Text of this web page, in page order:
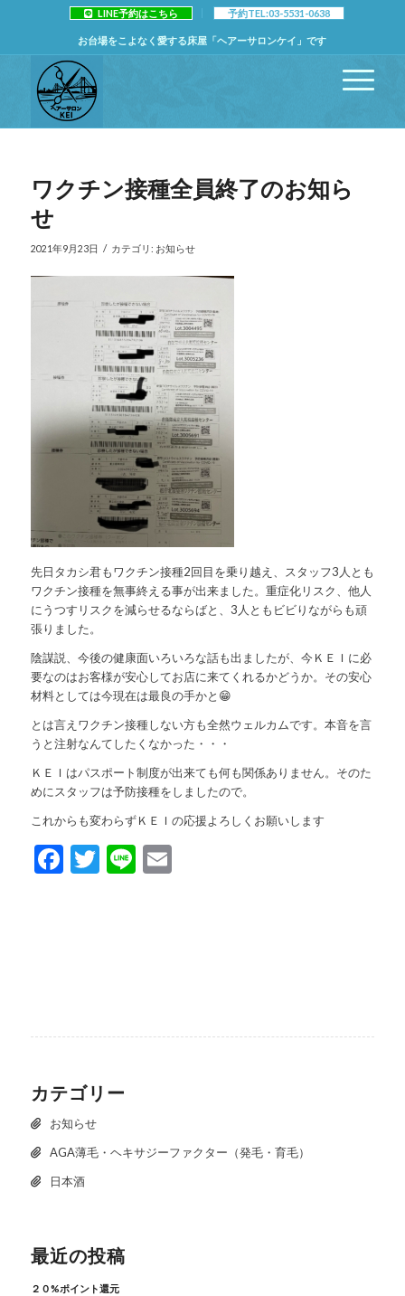
LINE予約はこちら 予約TEL:03-5531-0638
お台場をこよなく愛する床屋「ヘアーサロンケイ」です
ワクチン接種全員終了のお知ら
せ
2021年9月23日 / カテゴリ: お知らせ
先日タカシ君もワクチン接種2回目を乗り越え、スタッフ3人とも
ワクチン接種を無事終える事が出来ました。重症化リスク、他人
にうつすリスクを減らせるならばと、3人ともビビりながらも頑
張りました。
陰謀説、今後の健康面いろいろな話も出ましたが、今ＫＥＩに必
要なのはお客様が安心してお店に来てくれるかどうか。その安心
材料としては今現在は最良の手かと😁
とは言えワクチン接種しない方も全然ウェルカムです。本音を言
うと注射なんてしたくなかった・・・
ＫＥＩはパスポート制度が出来ても何も関係ありません。そのた
めにスタッフは予防接種をしましたので。
これからも変わらずＫＥＩの応援よろしくお願いします
Facebook
Twitter
LineEmail
カテゴリー
お知らせ
AGA薄毛・ヘキサジーファクター（発毛・育毛）
日本酒
最近の投稿
２０%ポイント還元